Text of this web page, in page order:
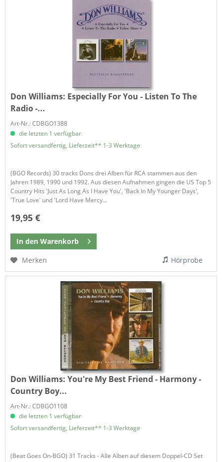
Don Williams: Especially For You - Listen To The
Radio -...
Art-Nr.: CDBGO1388
die letzten 1 verfügbar
Sofort versandfertig, Lieferzeit** 1-3 Werktage
(BGO Records) 30 tracks Dons drei Alben für RCA stammen aus den
Jahren 1989, 1990 und 1992. Aus diesen Aufnahmen gingen die US Top 5
Country Hits 'Just As Long As I Have You', 'Back In My Younger Days',
'True Love' und 'Lord Have Mercy...
19,95 €
In den Warenkorb
Merken
Hörprobe
Don Williams:You're My Best Friend - Harmony -
Country Boy...
Art-Nr.: CDBGO1108
die letzten 1 verfügbar
Sofort versandfertig, Lieferzeit** 1-3 Werktage
(Beat Goes On-BGO) 31 Tracks - Alle Alben auf diesem Doppel-CD Set